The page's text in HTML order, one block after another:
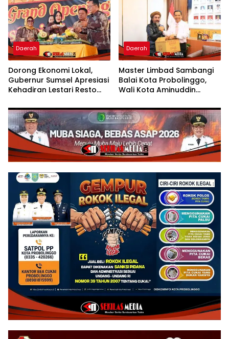
Daerah
Dorong Ekonomi Lokal,
Gubernur Sumsel Apresiasi
Kehadiran Lestari Resto
Opening 50%
Daerah
Master Limbad Sambangi
Balai Kota Probolinggo,
Wali Kota Aminuddin
Silaturahmi